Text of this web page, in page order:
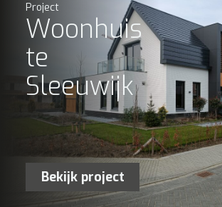
Project
Woonhuis
te
Sleeuwijk
Bekijk project